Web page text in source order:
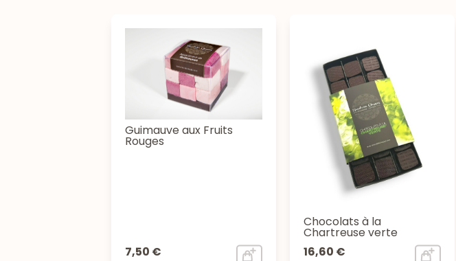
Guimauve aux Fruits
Rouges
7,50 €
Chocolats à la
Chartreuse verte
16,60 €